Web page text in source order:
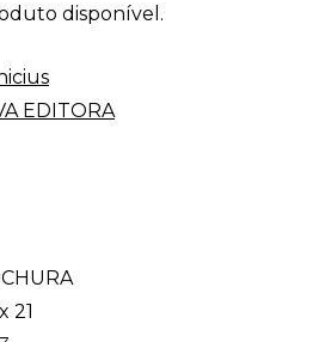
disponível.
EDITORA
21